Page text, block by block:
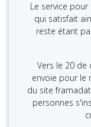
Le service
qui satisfait
reste étant
Vers le 20 de
envoie pour le
du site
personnes